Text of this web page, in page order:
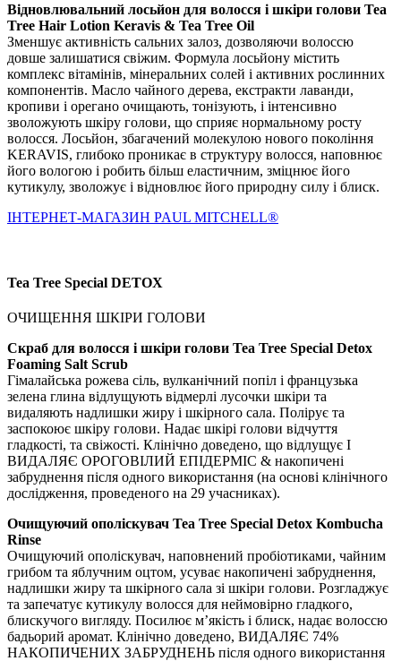
Відновлювальний лосьйон для волосся і шкіри голови Tea
Tree Hair Lotion Keravis & Tea Tree Oil
Зменшує активність сальних залоз, дозволяючи волоссю
довше залишатися свіжим. Формула лосьйону містить
комплекс вітамінів, мінеральних солей і активних рослинних
компонентів. Масло чайного дерева, екстракти лаванди,
кропиви і орегано очищають, тонізують, і інтенсивно
зволожують шкіру голови, що сприяє нормальному росту
волосся. Лосьйон, збагачений молекулою нового покоління
KERAVIS, глибоко проникає в структуру волосся, наповнює
його вологою і робить більш еластичним, зміцнює його
кутикулу, зволожує і відновлює його природну силу і блиск.
IНТЕРНЕТ-МАГАЗИН PAUL MITCHELL®
Tea Tree Special DETOX
ОЧИЩЕННЯ ШКІРИ ГОЛОВИ
Скраб для волосся і шкіри голови Tea Tree Special Detox
Foaming Salt Scrub
Гімалайська рожева сіль, вулканічний попіл і французька
зелена глина відлущують відмерлі лусочки шкіри та
видаляють надлишки жиру і шкірного сала. Полірує та
заспокоює шкіру голови. Надає шкірі голови відчуття
гладкості, та свіжості. Клінічно доведено, що відлущує І
ВИДАЛЯЄ ОРОГОВІЛИЙ ЕПІДЕРМІС & накопичені
забруднення після одного використання (на основі клінічного
дослідження, проведеного на 29 учасниках).
Очищуючий ополіскувач Tea Tree Special Detox Kombucha
Rinse
Очищуючий ополіскувач, наповнений пробіотиками, чайним
грибом та яблучним оцтом, усуває накопичені забруднення,
надлишки жиру та шкірного сала зі шкіри голови. Розгладжує
та запечатує кутикулу волосся для неймовірно гладкого,
блискучого вигляду. Посилює м’якість і блиск, надає волоссю
бадьорий аромат. Клінічно доведено, ВИДАЛЯЄ 74%
НАКОПИЧЕНИХ ЗАБРУДНЕНЬ після одного використання